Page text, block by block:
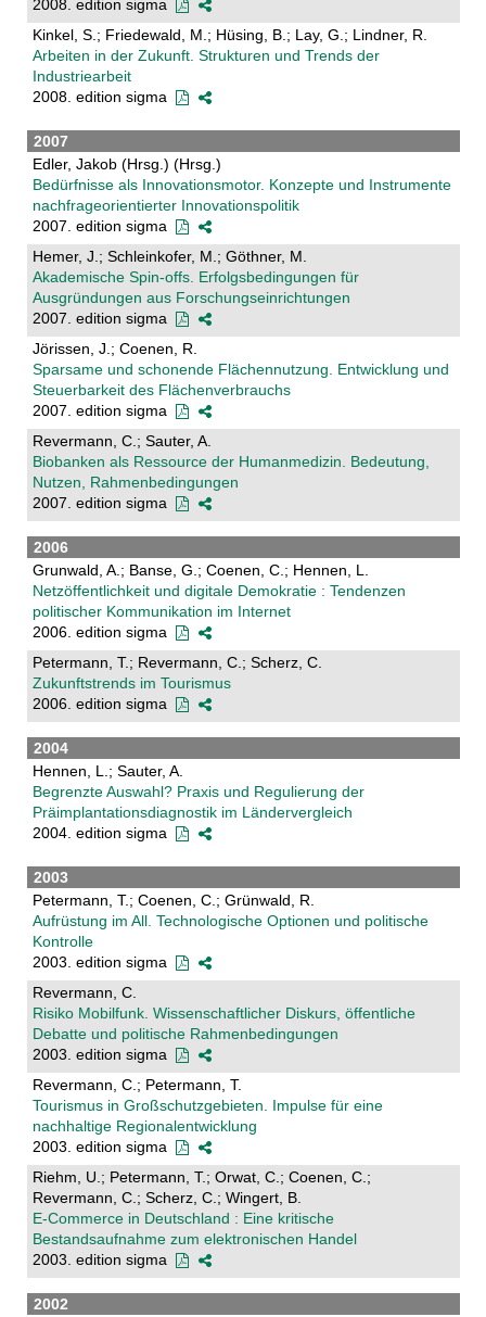
2008. edition sigma
Kinkel, S.; Friedewald, M.; Hüsing, B.; Lay, G.; Lindner, R.
Arbeiten in der Zukunft. Strukturen und Trends der
Industriearbeit
2008. edition sigma
2007
Edler, Jakob (Hrsg.) (Hrsg.)
Bedürfnisse als Innovationsmotor. Konzepte und Instrumente
nachfrageorientierter Innovationspolitik
2007. edition sigma
Hemer, J.; Schleinkofer, M.; Göthner, M.
Akademische Spin-offs. Erfolgsbedingungen für
Ausgründungen aus Forschungseinrichtungen
2007. edition sigma
Jörissen, J.; Coenen, R.
Sparsame und schonende Flächennutzung. Entwicklung und
Steuerbarkeit des Flächenverbrauchs
2007. edition sigma
Revermann, C.; Sauter, A.
Biobanken als Ressource der Humanmedizin. Bedeutung,
Nutzen, Rahmenbedingungen
2007. edition sigma
2006
Grunwald, A.; Banse, G.; Coenen, C.; Hennen, L.
Netzöffentlichkeit und digitale Demokratie : Tendenzen
politischer Kommunikation im Internet
2006. edition sigma
Petermann, T.; Revermann, C.; Scherz, C.
Zukunftstrends im Tourismus
2006. edition sigma
2004
Hennen, L.; Sauter, A.
Begrenzte Auswahl? Praxis und Regulierung der
Präimplantationsdiagnostik im Ländervergleich
2004. edition sigma
2003
Petermann, T.; Coenen, C.; Grünwald, R.
Aufrüstung im All. Technologische Optionen und politische
Kontrolle
2003. edition sigma
Revermann, C.
Risiko Mobilfunk. Wissenschaftlicher Diskurs, öffentliche
Debatte und politische Rahmenbedingungen
2003. edition sigma
Revermann, C.; Petermann, T.
Tourismus in Großschutzgebieten. Impulse für eine
nachhaltige Regionalentwicklung
2003. edition sigma
Riehm, U.; Petermann, T.; Orwat, C.; Coenen, C.;
Revermann, C.; Scherz, C.; Wingert, B.
E-Commerce in Deutschland : Eine kritische
Bestandsaufnahme zum elektronischen Handel
2003. edition sigma
2002